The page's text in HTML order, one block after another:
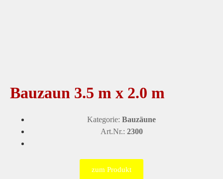
Bauzaun 3.5 m x 2.0 m
Kategorie: Bauzäune
Art.Nr.: 2300
zum Produkt